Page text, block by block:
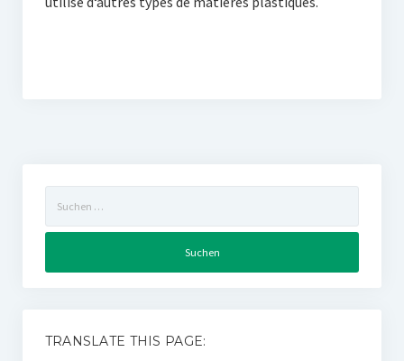
nach:
TRANSLATE THIS PAGE: